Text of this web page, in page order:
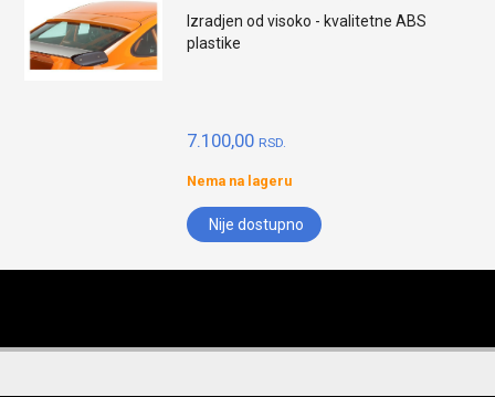
Izradjen od visoko - kvalitetne ABS
plastike
7.100,00 RSD.
Nema na lageru
Nije dostupno